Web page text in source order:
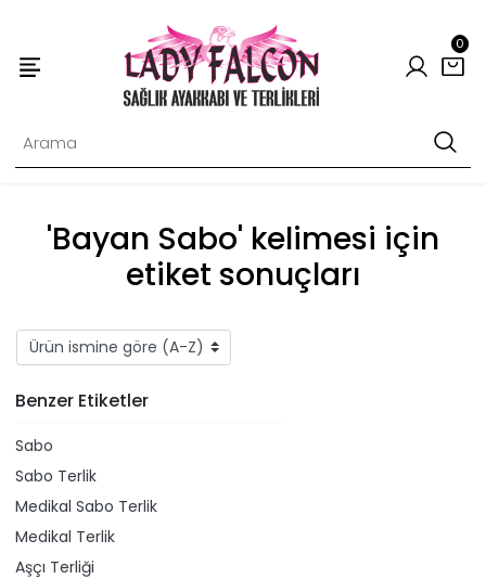
0
'Bayan Sabo' kelimesi için
etiket sonuçları
Benzer Etiketler
Sabo
Sabo Terlik
Medikal Sabo Terlik
Medikal Terlik
Aşçı Terliği